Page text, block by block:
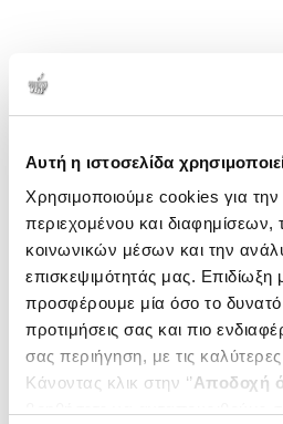
Αυτή η ιστοσελίδα
Χρησιμοποιούμε cookies για την
περιεχομένου και διαφημίσεων,
κοινωνικών μέσων και την
επισκεψιμότητάς μας. Επιδίωξη
προσφέρουμε μία όσο το δυνατό
προτιμήσεις σας και πιο
σας περιήγηση, με τις
Κάνοντας κλικ στην ‘’Αποδοχή